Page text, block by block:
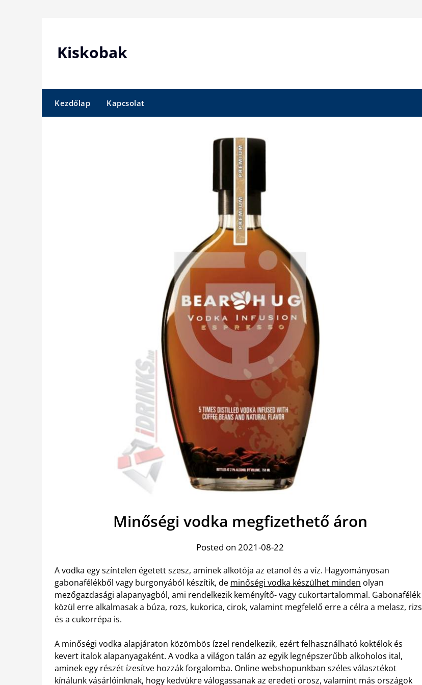
Kiskobak
Kezdőlap Kapcsolat
Minőségi vodka megfizethető áron
Posted on 2021-08-22
A vodka egy színtelen égetett szesz, aminek alkotója az etanol és a víz. Hagyományosan
gabonafélékből vagy burgonyából készítik, de minőségi vodka készülhet minden olyan
mezőgazdasági alapanyagból, ami rendelkezik keményítő- vagy cukortartalommal. Gabonafélék
közül erre alkalmasak a búza, rozs, kukorica, cirok, valamint megfelelő erre a célra a melasz, rizs
és a cukorrépa is.
A minőségi vodka alapjáraton közömbös ízzel rendelkezik, ezért felhasználható koktélok és
kevert italok alapanyagaként. A vodka a világon talán az egyik legnépszerűbb alkoholos ital,
aminek egy részét ízesítve hozzák forgalomba. Online webshopunkban széles választékot
kínálunk vásárlóinknak, hogy kedvükre válogassanak az eredeti orosz, valamint más országok